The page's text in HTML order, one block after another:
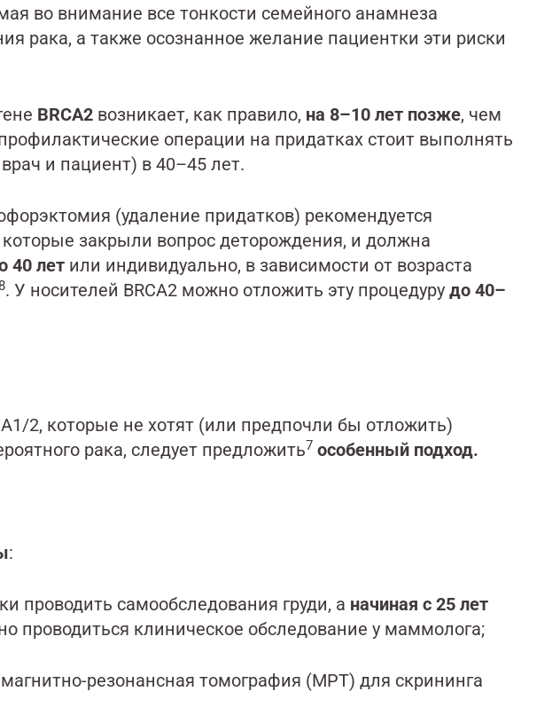
во внимание все тонкости семейного анамнеза
рака, а также осознанное желание пациентки эти риски
BRCA2 возникает, как правило, на 8–10 лет позже, чем
операции на придатках стоит выполнять
и пациент) в 40–45 лет.
(удаление придатков) рекомендуется
закрыли вопрос деторождения, и должна
40 лет или индивидуально, в зависимости от возраста
. У носителей BRCA2 можно отложить эту процедуру до 40–
2, которые не хотят (или предпочли бы отложить)
рака, следует предложить7 особенный подход.
:
проводить самообследования груди, а начиная с 25 лет
проводиться клиническое обследование у маммолога;
магнитно-резонансная томография (МРТ) для скрининга